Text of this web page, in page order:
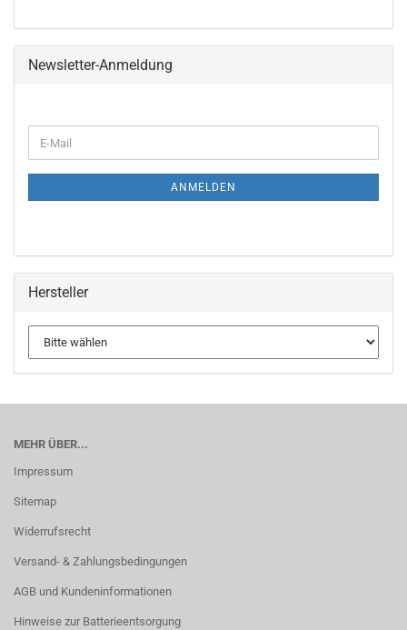
Newsletter-Anmeldung
ANMELDEN
Hersteller
MEHR ÜBER...
Impressum
Sitemap
Widerrufsrecht
Versand- & Zahlungsbedingungen
AGB und Kundeninformationen
Hinweise zur Batterieentsorgung